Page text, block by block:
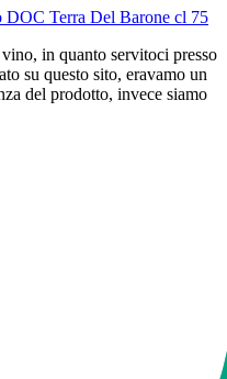
DOC Terra Del Barone cl 75
in quanto servitoci presso
su questo sito, eravamo un
del prodotto, invece siamo